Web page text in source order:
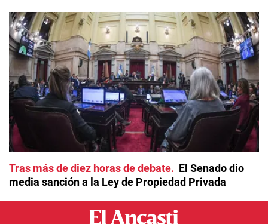
Tras más de diez horas de debate
El Senado dio
media sanción a la Ley de Propiedad Privada